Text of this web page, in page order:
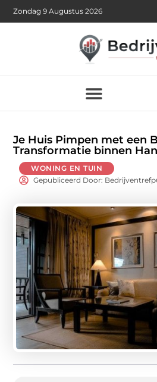
Zondag 9 Augustus 2026
Je Huis Pimpen met een
Transformatie binnen
WONING EN TUIN
Gepubliceerd Door: